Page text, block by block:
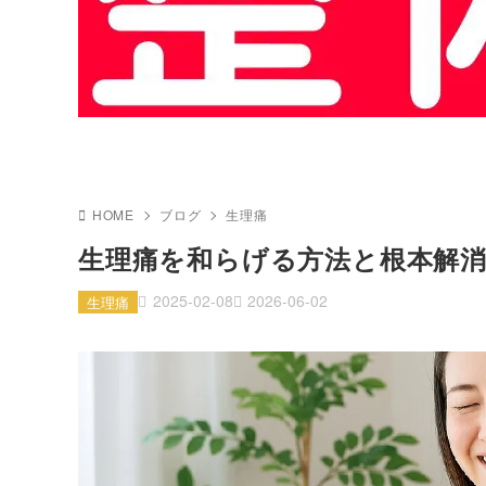
HOME ブログ 生理痛
生理痛を和らげる方法と根本解
2025-02-08 2026-06-02
生理痛